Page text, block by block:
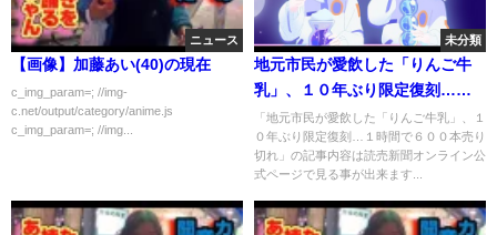
ニュース
【画像】加藤あい(40)の現在
c_img_param=; //img-
c.net/output/category/anime.js
c_img_param=; //img...
未分類
地元市民が愛飲した「りんご牛
乳」、１０年ぶり限定復刻…１
時間で６００本売り切れ
「地元市民が愛飲した「りんご牛乳」、１
０年ぶり限定復刻…１時間で６００本売り
切れ」の記事内容は読売新聞オンライン公
式ページで見る事が出来ます...